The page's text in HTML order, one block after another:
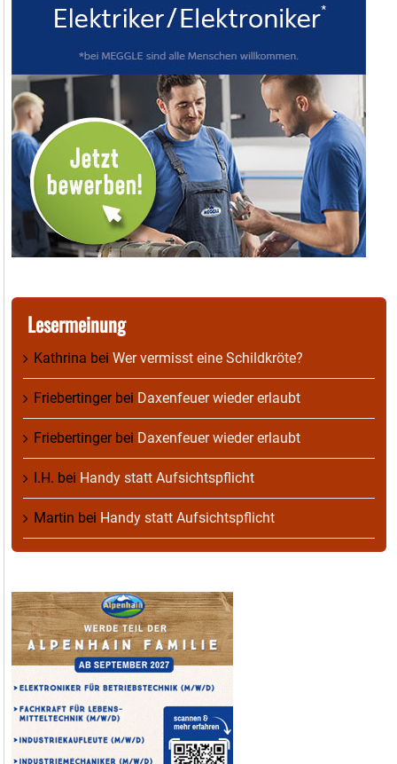
Lesermeinung
Kathrina bei Wer vermisst eine Schildkröte?
Friebertingerbei Daxenfeuer wieder erlaubt
Friebertingerbei Daxenfeuer wieder erlaubt
I.H. bei Handy statt Aufsichtspflicht
Martin bei Handy statt Aufsichtspflicht